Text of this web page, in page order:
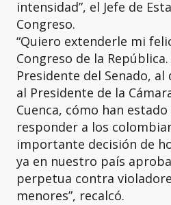
intensidad”, el Jefe de
Congreso.
“Quiero extenderle mi
Congreso de la
Presidente del Senado,
al Presidente de la
Cuenca, cómo han
responder a los
importante decisión de
ya en nuestro país
perpetua contra
menores”, recalcó.